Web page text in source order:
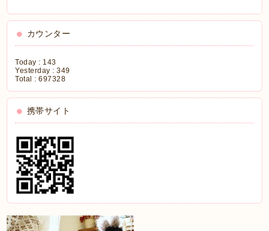
カウンター
Today : 143
Yesterday :349
Total :697328
携帯サイト